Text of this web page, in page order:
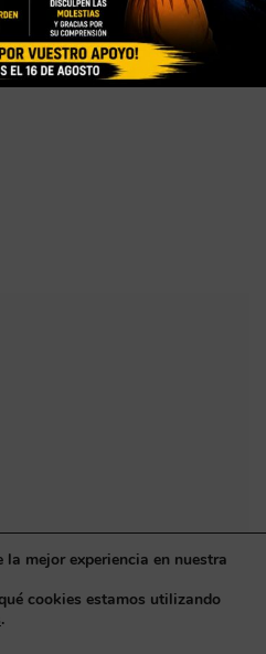
mejor experiencia en nuestra
cookies estamos utilizando
.